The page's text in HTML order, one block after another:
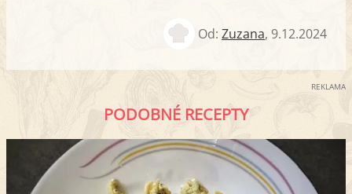
Od: Zuzana, 9.12.2024
REKLAMA
PODOBNÉ RECEPTY